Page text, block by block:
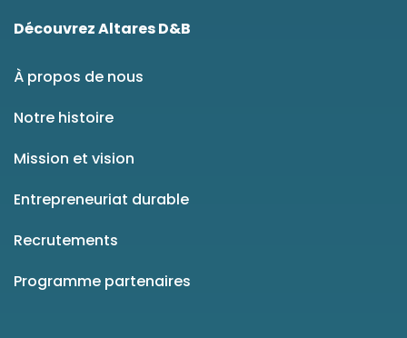
Découvrez Altares D&B
À propos de nous
Notre histoire
Mission et vision
Entrepreneuriat durable
Recrutements
Programme partenaires